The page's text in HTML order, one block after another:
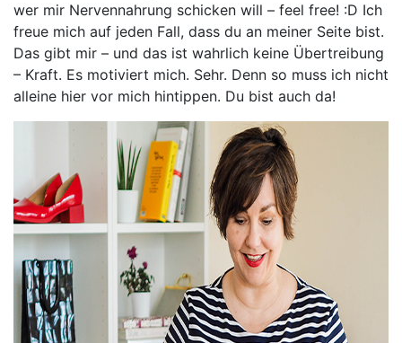
wer mir Nervennahrung schicken will – feel free! :D Ich
freue mich auf jeden Fall, dass du an meiner Seite bist.
Das gibt mir – und das ist wahrlich keine Übertreibung
– Kraft. Es motiviert mich. Sehr. Denn so muss ich nicht
alleine hier vor mich hintippen. Du bist auch da!